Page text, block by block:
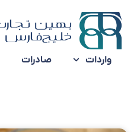
واردات صادرات